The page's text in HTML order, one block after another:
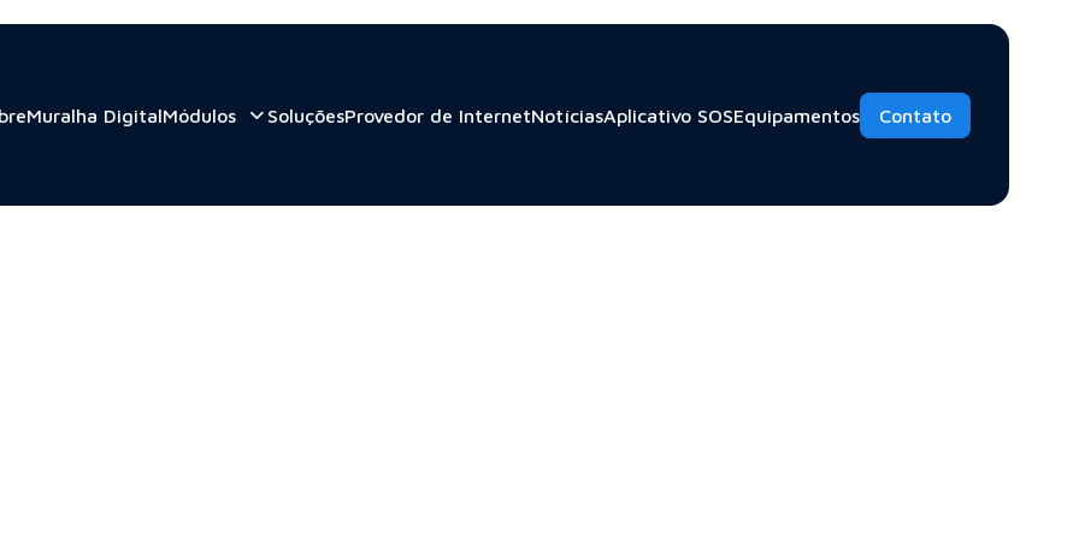
Muralha DigitalMódulos SoluçõesProvedor de InternetNotíciasAplicativo SOSEquipamentos Contato